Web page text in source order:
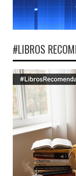
#LIBROS